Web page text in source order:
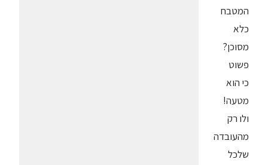
המטבח
כלא
מסוכן?
פשוט
כי הוא
מטעה!
ולו רק
מהעובדה
שלכל